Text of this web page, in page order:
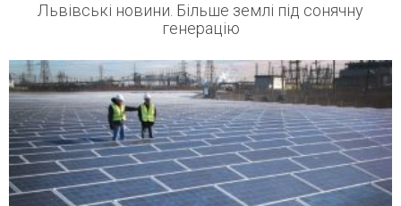
Львівські новини. Більше землі під сонячну
генерацію